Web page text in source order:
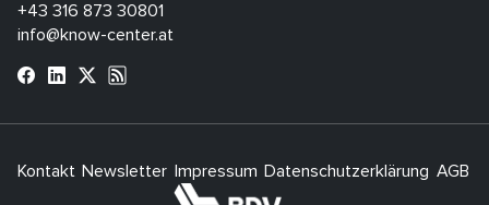
+43 316 873 30801
info@know-center.at
Kontakt Newsletter Impressum Datenschutzerklärung AGB
bdva